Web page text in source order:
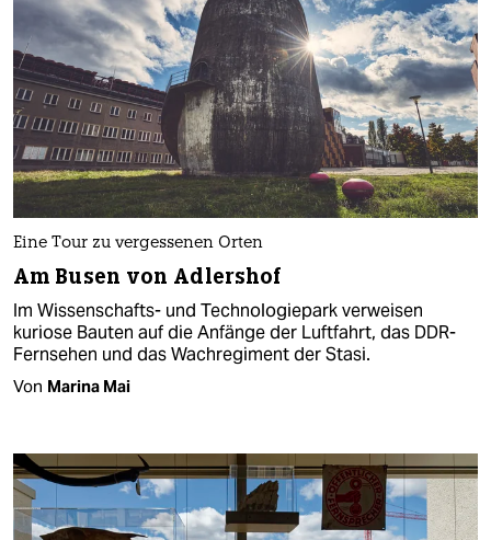
Eine Tour zu vergessenen Orten
Am Busen von Adlershof
Im Wissenschafts- und Technologiepark verweisen
kuriose Bauten auf die Anfänge der Luftfahrt, das DDR-
Fernsehen und das Wachregiment der Stasi.
Von Marina Mai